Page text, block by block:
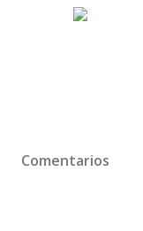
Comentarios